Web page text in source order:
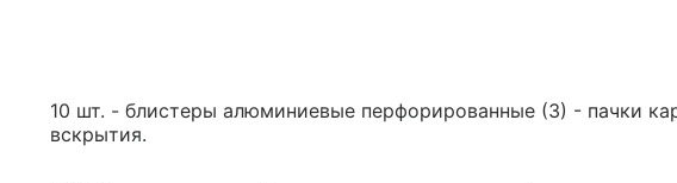
10 шт. - блистеры алюминиевые перфорированные (3) - пачки
вскрытия.